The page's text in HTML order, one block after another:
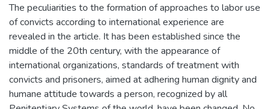
The peculiarities to the formation of approaches to labor use
of convicts according to international experience are
revealed in the article. It has been established since the
middle of the 20th century, with the appearance of
international organizations, standards of treatment with
convicts and prisoners, aimed at adhering human dignity and
humane attitude towards a person, recognized by all